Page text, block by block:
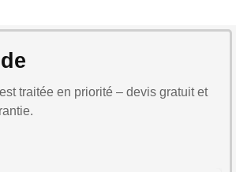
traitée en priorité – devis gratuit et